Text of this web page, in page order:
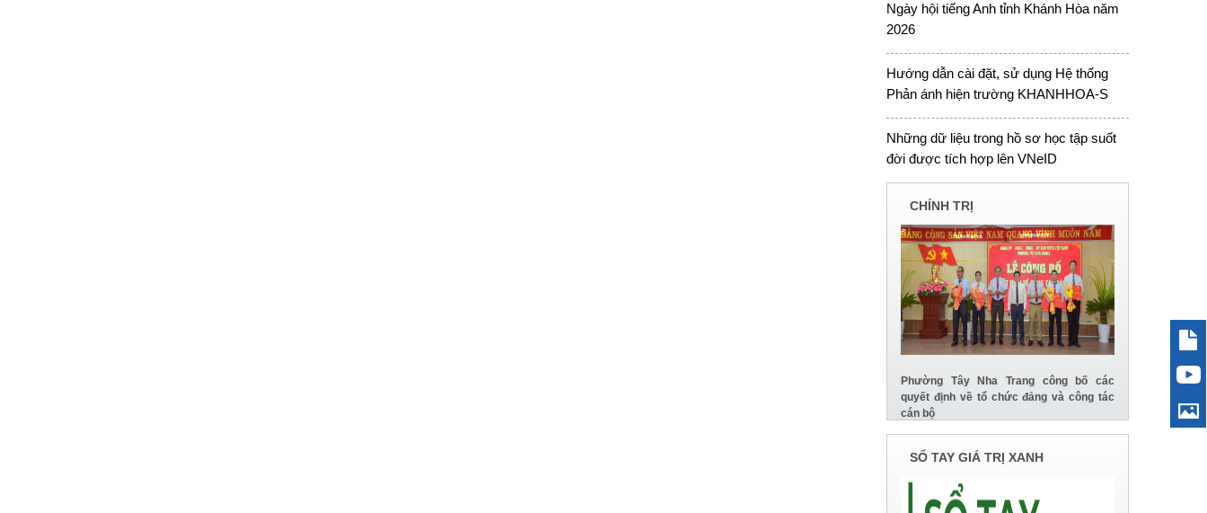
Ngày hội tiếng Anh tỉnh Khánh Hòa năm
2026
Hướng dẫn cài đặt, sử dụng Hệ thống
Phản ánh hiện trường KHANHHOA-S
Những dữ liệu trong hồ sơ học tập suốt
đời được tích hợp lên VNeID
CHÍNH TRỊ
Phường Tây Nha Trang công bố các
quyết định về tổ chức đảng và công tác
cán bộ
SỔ TAY GIÁ TRỊ XANH